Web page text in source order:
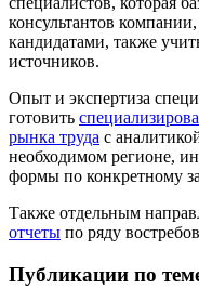
консультантов
кандидатами, также
источников.
Опыт и экспертиза
готовить
рынка труда с
необходимом регионе,
формы по конкретному
Также отдельным
отчеты по ряду
Публикации по